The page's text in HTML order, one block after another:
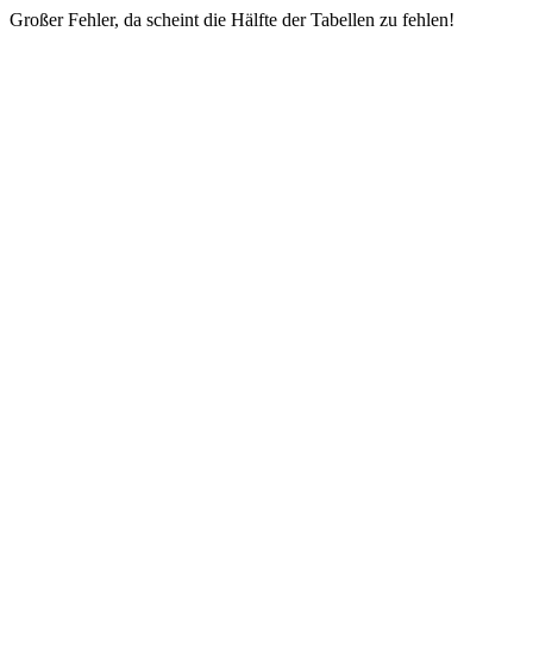
Großer Fehler, da scheint die Hälfte der Tabellen zu fehlen!